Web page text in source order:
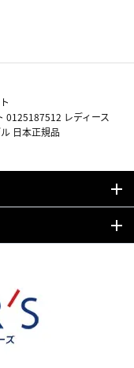
0125187512 レディース
日本正規品